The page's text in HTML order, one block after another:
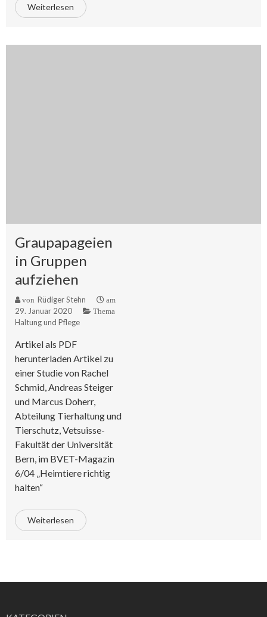
Weiterlesen
Graupapageien
in Gruppen
aufziehen
von Rüdiger Stehn am
29. Januar 2020 Thema
Haltung und Pflege
Artikel als PDF
herunterladen Artikel zu
einer Studie von Rachel
Schmid, Andreas Steiger
und Marcus Doherr,
Abteilung Tierhaltung und
Tierschutz, Vetsuisse-
Fakultät der Universität
Bern, im BVET-Magazin
6/04 „Heimtiere richtig
halten“
Weiterlesen